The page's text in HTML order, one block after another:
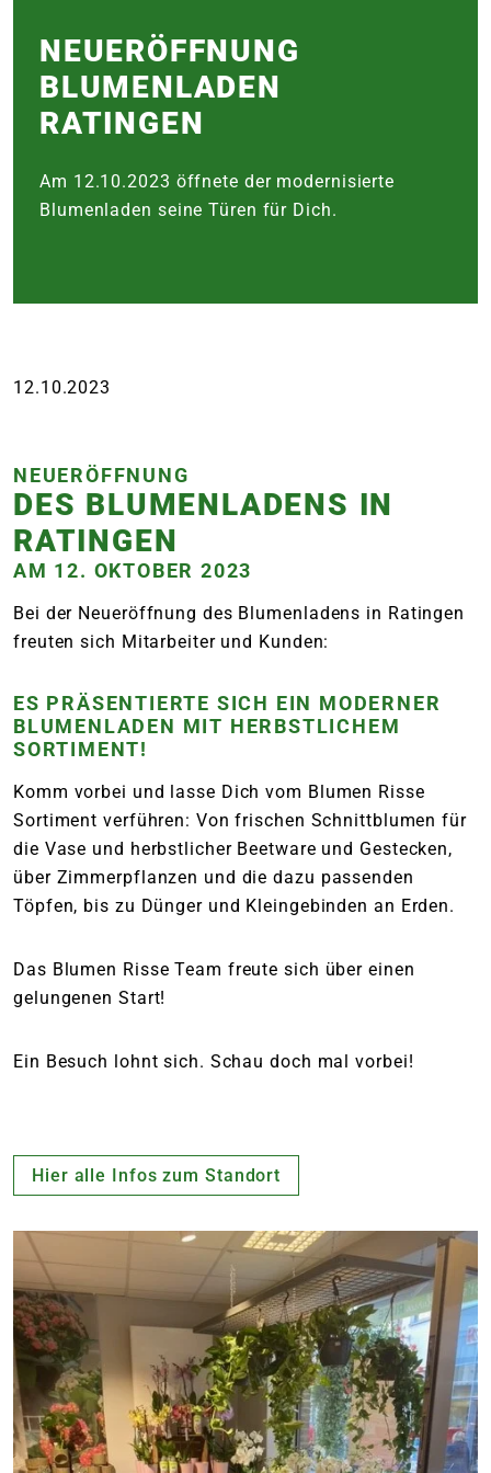
NEUER­ÖFFNUNG
BLUMEN­LADEN
RATINGEN
Am 12.10.2023 öffnete der modernisierte
Blumenladen seine Türen für Dich.
12.10.2023
NEUERÖFFNUNG
DES BLUMENLADENS IN
RATINGEN
AM 12. OKTOBER 2023
Bei der Neueröffnung des Blumenladens in Ratingen
freuten sich Mitarbeiter und Kunden:
ES PRÄSENTIERTE SICH EIN MODERNER
BLUMENLADEN MIT HERBSTLICHEM
SORTIMENT!
Komm vorbei und lasse Dich vom Blumen Risse
Sortiment verführen: Von frischen Schnittblumen für
die Vase und herbstlicher Beetware und Gestecken,
über Zimmerpflanzen und die dazu passenden
Töpfen, bis zu Dünger und Kleingebinden an Erden.
Das Blumen Risse Team freute sich über einen
gelungenen Start!
Ein Besuch lohnt sich. Schau doch mal vorbei!
Hier alle Infos zum Standort